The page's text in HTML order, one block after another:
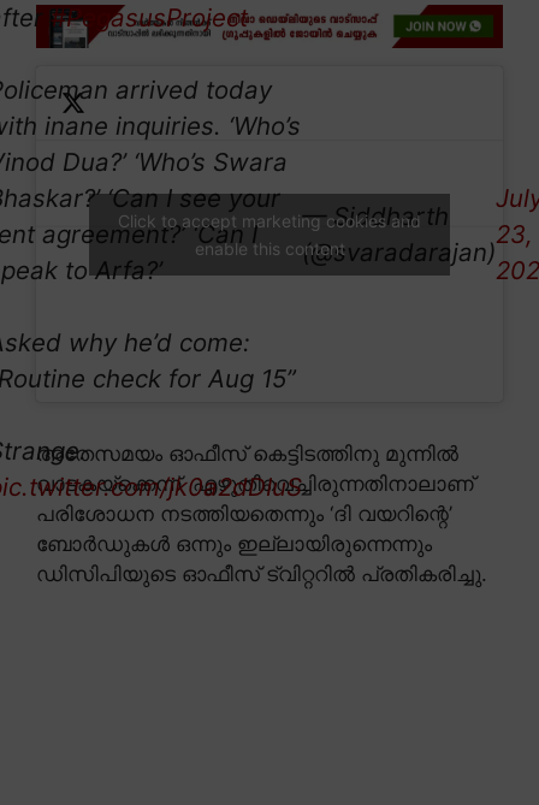
#PegasusProject
arrived today
inane inquiries. ‘Who’s
Dua?’ ‘Who’s Swara
‘Can I see your
agreement?’ ‘Can I
to Arfa?’
why he’d come:
check for Aug 15”
jk0a2dDIuS
— Siddharth
(@svaradarajan)
23,
Click to accept marketing cookies and
enable this content
അതേസമയം ഓഫീസ് കെട്ടിടത്തിനു മുന്നിൽ
വാടകയ്ക്കെന്ന് എഴുതിവെച്ചിരുന്നതിനാലാണ്
പരിശോധന നടത്തിയതെന്നും ‘ദി വയറിന്റെ’
ബോർഡുകൾ ഒന്നും ഇല്ലായിരുന്നെന്നും
ഡിസിപിയുടെ ഓഫീസ് ട്വിറ്ററിൽ പ്രതികരിച്ചു.